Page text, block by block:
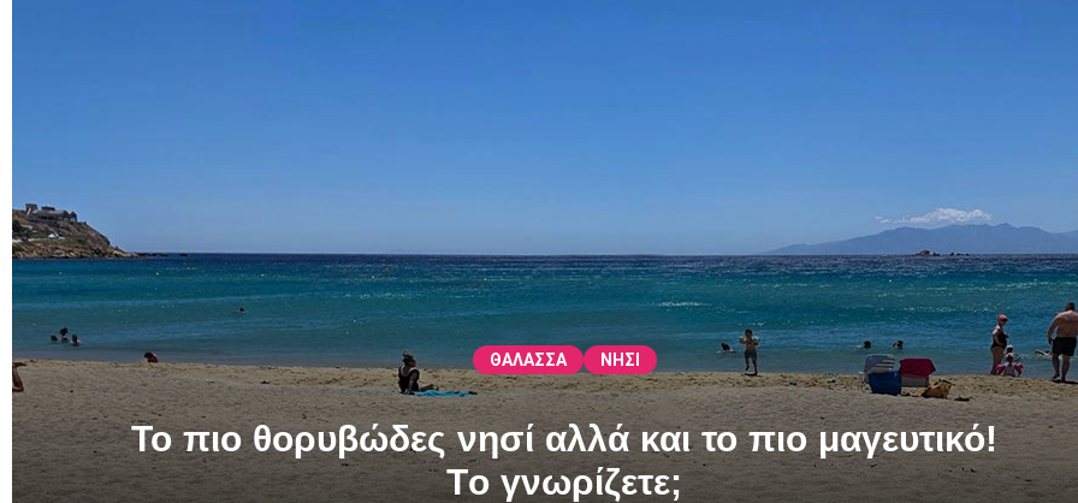
ΘΑΛΑΣΣΑ ΝΗΣΙ
Το πιο θορυβώδες νησί αλλά και το πιο μαγευτικό!
Tο γνωρίζετε;